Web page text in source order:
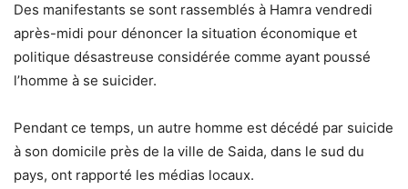
Des manifestants se sont rassemblés à Hamra vendredi
après-midi pour dénoncer la situation économique et
politique désastreuse considérée comme ayant poussé
l’homme à se suicider.
Pendant ce temps, un autre homme est décédé par suicide
à son domicile près de la ville de Saida, dans le sud du
pays, ont rapporté les médias locaux.